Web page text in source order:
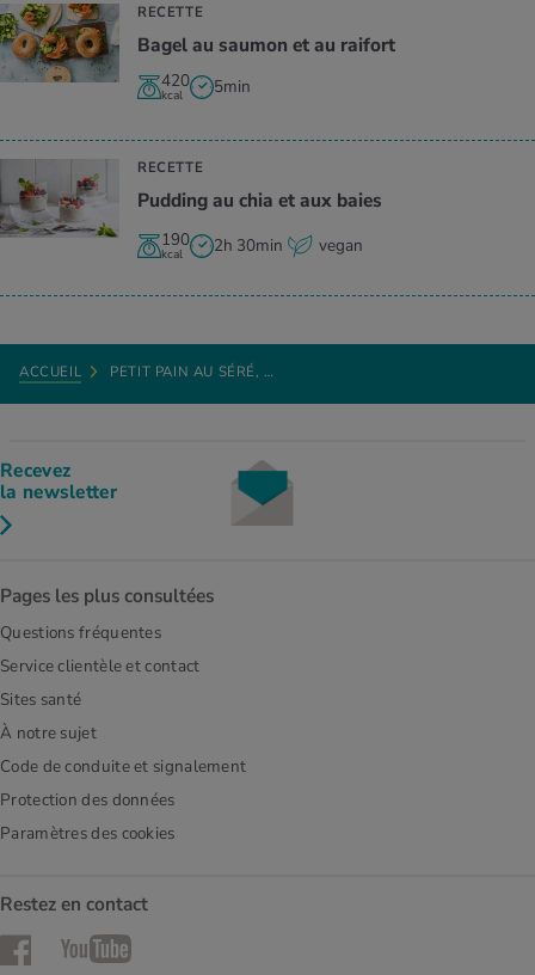
RECETTE
Bagel au saumon et au raifort
420
kcal 5min
RECETTE
Pudding au chia et aux baies
190
kcal 2h 30min vegan
ACCUEIL PETIT PAIN AU SÉRÉ, …
Recevez
la newsletter
Pages les plus consultées
Questions fréquentes
Service clientèle et contact
Sites santé
À notre sujet
Code de conduite et signalement
Protection des données
Paramètres des cookies
Restez en contact
FacebookYouTube